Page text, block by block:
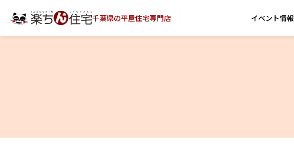
千葉県の平屋住宅専門店 イベント情報